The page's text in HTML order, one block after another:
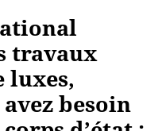
travaux
luxes,
avez besoin